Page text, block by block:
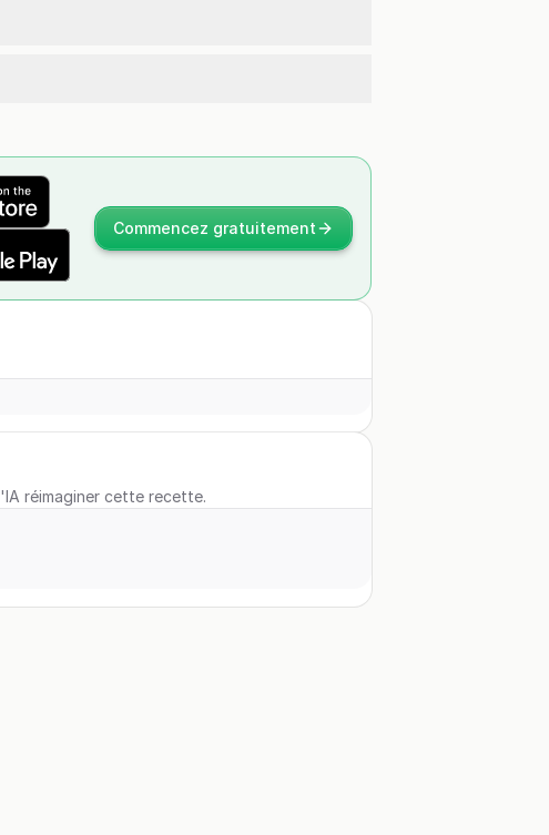
Commencez gratuitement
réimaginer cette recette.